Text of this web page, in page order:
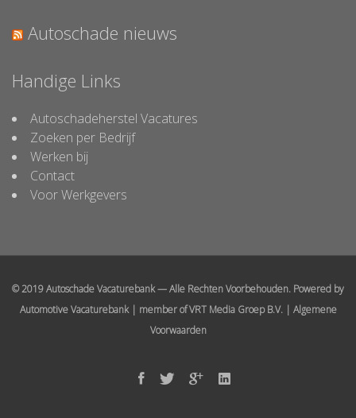
Autoschade nieuws
Handige Links
Autoschadeherstel Vacatures
Zoeken per Bedrijf
Werken bij
Contact
Voor Werkgevers
© 2019 Autoschade Vacaturebank — Alle Rechten Voorbehouden. Powered by
Automotive Vacaturebank| member ofVRT Media Groep B.V.| Algemene
Voorwaarden
Facebook
TwitterGoogleLinked